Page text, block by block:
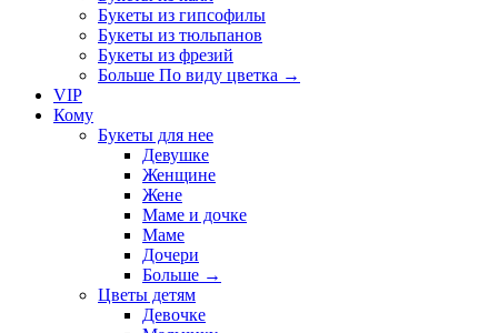
Букеты из гипсофилы
Букеты из тюльпанов
Букеты из фрезий
Больше По виду цветка →
VIP
Кому
Букеты для нее
Девушке
Женщине
Жене
Маме и дочке
Маме
Дочери
Больше →
Цветы детям
Девочке